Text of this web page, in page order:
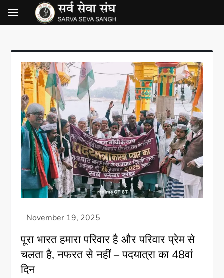
पूरा भारत हमारा परिवार है और परिवार प्रेम से
चलता है, नफरत से नहीं – पदयात्रा का 48वां
दिन